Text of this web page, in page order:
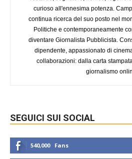
curioso all'ennesima potenza.
continua ricerca del suo posto nel
Politiche e contemporaneamente
diventare Giornalista Pubblicista.
dipendente, appassionato di
collaborazioni: dalla carta
giornalismo
SEGUICI SUI SOCIAL
540,000 Fans